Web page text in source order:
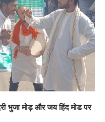
भुजा मोड़ और जय हिंद मोड पर